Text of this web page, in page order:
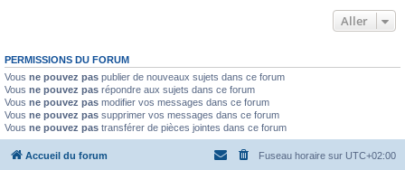
Aller
PERMISSIONS DU FORUM
Vous ne pouvez pas publier de nouveaux sujets dans ce forum
Vous ne pouvez pas répondre aux sujets dans ce forum
Vous ne pouvez pas modifier vos messages dans ce forum
Vous ne pouvez pas supprimer vos messages dans ce forum
Vous ne pouvez pas transférer de pièces jointes dans ce forum
Accueil du forum Fuseau horaire sur UTC+02:00